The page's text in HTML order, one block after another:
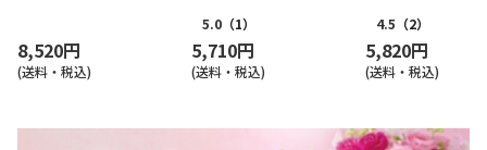
8,520円
(送料・税込)
【慶事用】
5.0 （1）
5,710円
(送料・税込)
4.5 （2）
5,820円
(送料・税込)